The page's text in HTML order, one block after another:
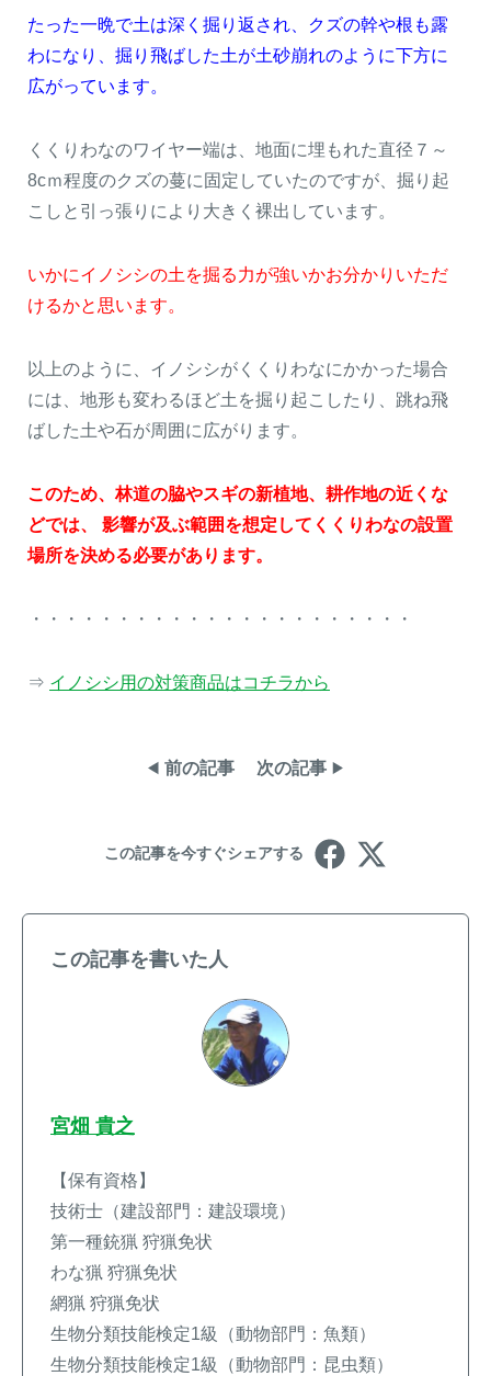
たった一晩で土は深く掘り返され、クズの幹や根も露
わになり、掘り飛ばした土が土砂崩れのように下方に
広がっています。
くくりわなのワイヤー端は、地面に埋もれた直径７～
8cｍ程度のクズの蔓に固定していたのですが、掘り起
こしと引っ張りにより大きく裸出しています。
いかにイノシシの土を掘る力が強いかお分かりいただ
けるかと思います。
以上のように、イノシシがくくりわなにかかった場合
には、地形も変わるほど土を掘り起こしたり、跳ね飛
ばした土や石が周囲に広がります。
このため、林道の脇やスギの新植地、耕作地の近くな
どでは、 影響が及ぶ範囲を想定してくくりわなの設置
場所を決める必要があります。
・・・・・・・・・・・・・・・・・・・・・・
⇒ イノシシ用の対策商品はコチラから
前の記事 次の記事
この記事を今すぐシェアする
この記事を書いた人
宮畑 貴之
【保有資格】
技術士（建設部門：建設環境）
第一種銃猟 狩猟免状
わな猟 狩猟免状
網猟 狩猟免状
生物分類技能検定1級（動物部門：魚類）
生物分類技能検定1級（動物部門：昆虫類）